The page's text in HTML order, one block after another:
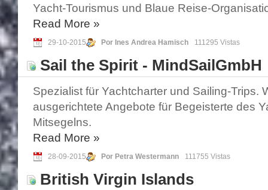
Yacht-Tourismus und Blaue Reise-
Read More »
29-10-2015 Por Ines Andrea Hamisch 111295 Vistas
Sail the Spirit - MindSailGmbH
Spezialist für Yachtcharter und Sailing-Trips.
ausgerichtete Angebote für Begeisterte des
Mitsegelns.
Read More »
28-09-2015 Por Petra Westermann 111755 Vistas
British Virgin Islands